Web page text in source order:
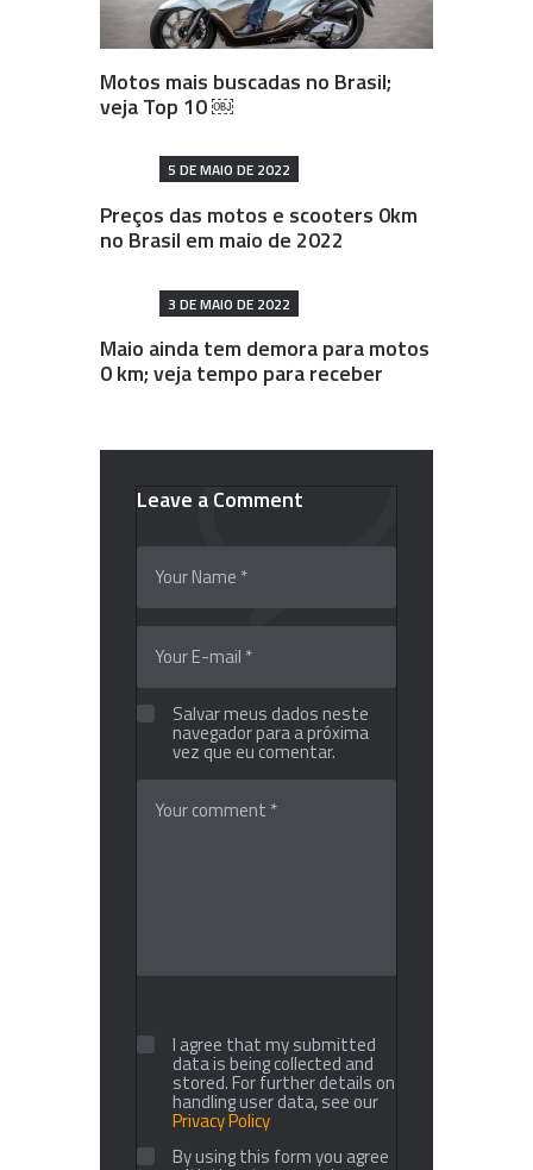
Motos mais buscadas no Brasil;
veja Top 10 ￼
5 DE MAIO DE 2022
Preços das motos e scooters 0km
no Brasil em maio de 2022
3 DE MAIO DE 2022
Maio ainda tem demora para motos
0 km; veja tempo para receber
Leave a Comment
Salvar meus dados neste
navegador para a próxima
vez que eu comentar.
I agree that my submitted
data is being collected and
stored. For further details on
handling user data, see our
Privacy Policy
By using this form you agree